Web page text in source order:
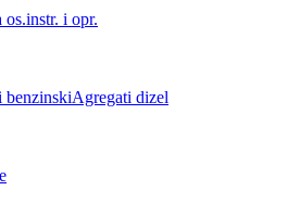
i opr.
benzinskiAgregati dizel